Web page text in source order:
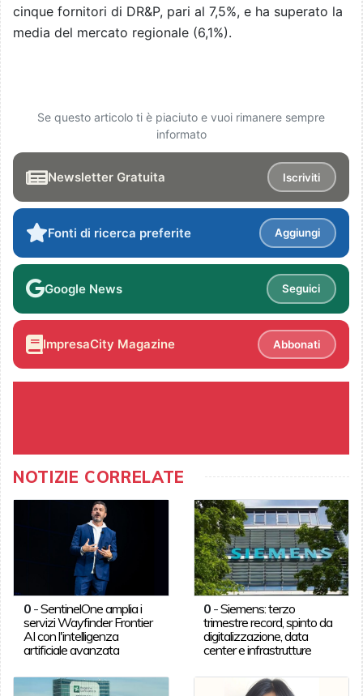
cinque fornitori di DR&P, pari al 7,5%, e ha superato la
media del mercato regionale (6,1%).
Se questo articolo ti è piaciuto e vuoi rimanere sempre
informato
Newsletter Gratuita Iscriviti
Fonti di ricerca preferite Aggiungi
Google News Seguici
ImpresaCity Magazine Abbonati
NOTIZIE CORRELATE
0-SentinelOne amplia i
servizi Wayfinder Frontier
AI con l'intelligenza
artificiale avanzata
0 -Siemens: terzo
trimestre record, spinto da
digitalizzazione, data
center e infrastrutture